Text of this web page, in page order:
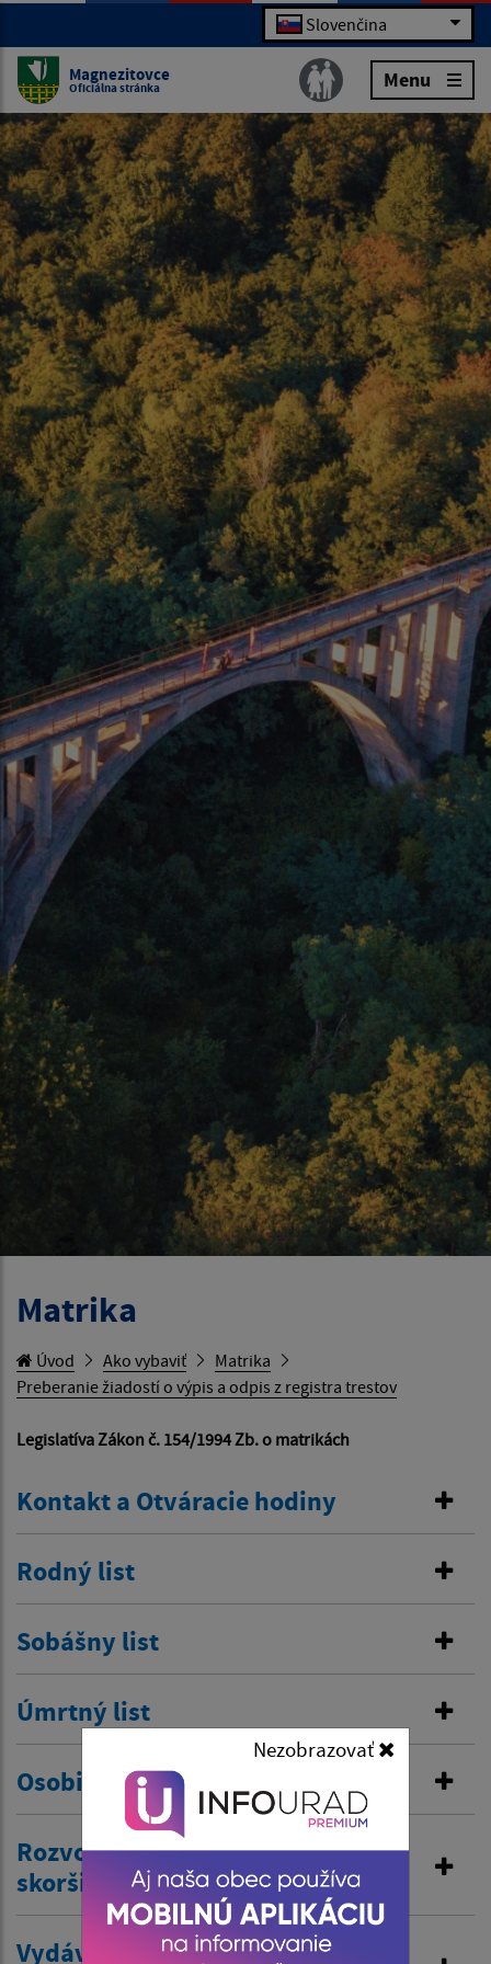
Nezobrazovať
Slovenčina
Magnezitovce
Oficiálna stránka Menu
Matrika
Úvod Ako vybaviť
Matrika
Preberanie žiadostí o výpis a odpis z registra trestov
Legislatíva Zákon č. 154/1994 Zb. o matrikách
Kontakt a Otváracie hodiny
Rodný list
Sobášny list
Úmrtný list
Osobitná matrika
Rozvod manželstva a prijatie
skoršieho priezviska
Vydávanie výpisov z matriky a